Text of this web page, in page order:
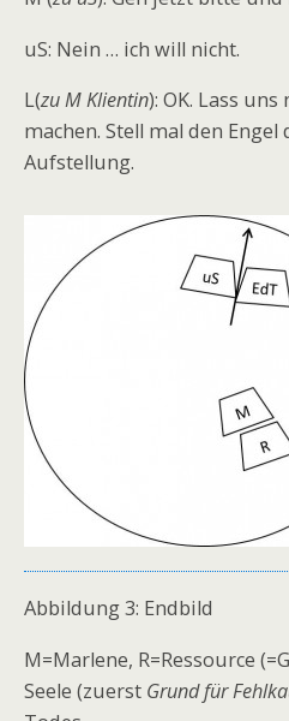
uS: Nein … ich will nicht.
L(zu M Klientin): OK. Lass
machen. Stell mal den Engel
Aufstellung.
Abbildung 3: Endbild
M=Marlene, R=Ressource
Seele (zuerst Grund für